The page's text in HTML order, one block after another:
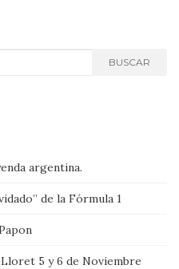
BUSCAR
argentina.
de la Fórmula 1
5 y 6 de Noviembre